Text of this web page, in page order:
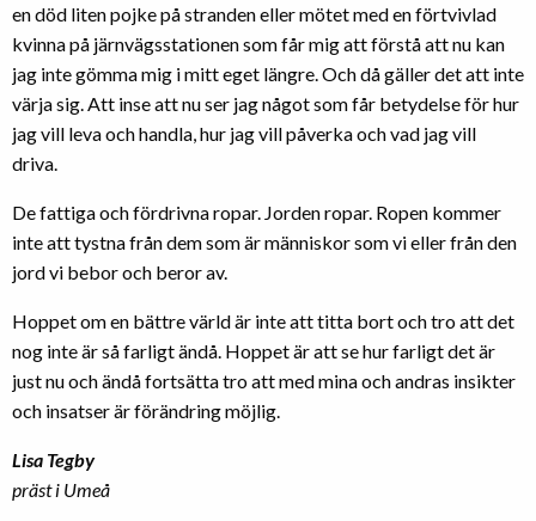
en död liten pojke på stranden eller mötet med en förtvivlad
kvinna på järnvägsstationen som får mig att förstå att nu kan
jag inte gömma mig i mitt eget längre. Och då gäller det att inte
värja sig. Att inse att nu ser jag något som får betydelse för hur
jag vill leva och handla, hur jag vill påverka och vad jag vill
driva.
De fattiga och fördrivna ropar. Jorden ropar. Ropen kommer
inte att tystna från dem som är människor som vi eller från den
jord vi bebor och beror av.
Hoppet om en bättre värld är inte att titta bort och tro att det
nog inte är så farligt ändå. Hoppet är att se hur farligt det är
just nu och ändå fortsätta tro att med mina och andras insikter
och insatser är förändring möjlig.
Lisa Tegby
präst i Umeå